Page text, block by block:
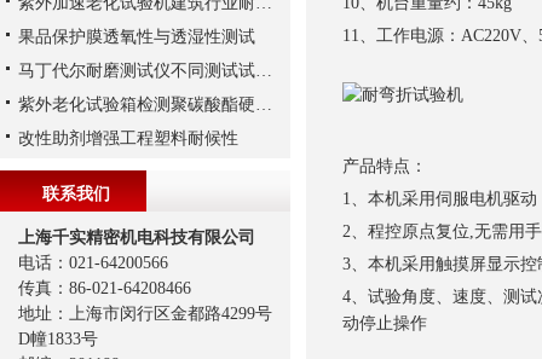
11、工作电源：AC220V、
产品特点：
1、本机采用伺服电机驱
2、程控原点复位,无需用
3、本机采用触摸屏显示
4、试验角度、速度、测
动停止操作
果品保护膜透氧性与透湿性测试
马丁代尔耐磨测试仪不同测试试验的耗材解析
紫外老化试验箱检测聚碳酸酯硬化板涂层老化性能
改性助剂增强工程塑料耐候性
联系我们
上海千实精密机电科技有限公司
电话：021-64200566
传真：86-021-64208466
地址：上海市闵行区金都路4299号
D幢1833号